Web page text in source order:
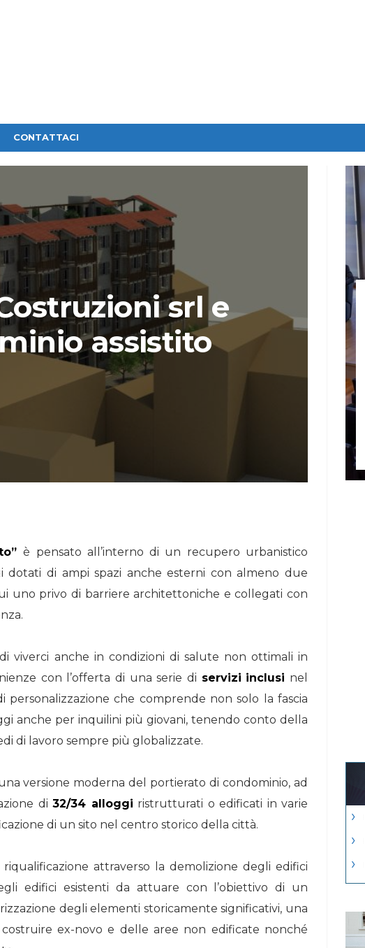
CONTATTACI
srl e
assistito
è pensato all’interno di un recupero urbanistico
dotati di ampi spazi anche esterni con almeno due
uno privo di barriere architettoniche e collegati con
viverci anche in condizioni di salute non ottimali in
con l’offerta di una serie di servizi inclusi nel
personalizzazione che comprende non solo la fascia
anche per inquilini più giovani, tenendo conto della
di lavoro sempre più globalizzate.
versione moderna del portierato di condominio, ad
di 32/34 alloggi ristrutturati o edificati in varie
di un sito nel centro storico della città.
attraverso la demolizione degli edifici
edifici esistenti da attuare con l’obiettivo di un
degli elementi storicamente significativi, una
ex-novo e delle aree non edificate nonché
talk di
STORIE
Urban Headquarters:
rigenera la città nel